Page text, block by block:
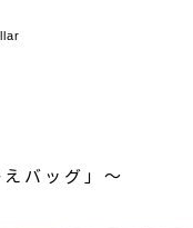
バッグ」〜